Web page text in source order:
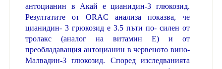
антоцианин в Акай е цианидин-3 глюкозид.
Резултатите от ORAC анализа показва, че
цианидин- 3 грюкозид е 3.5 пъти по- силен от
тролакс (аналог на витамин Е) и от
преобладаващия антоцианин в червеното вино-
Малвадин-3 глюкозид. Според изследванията